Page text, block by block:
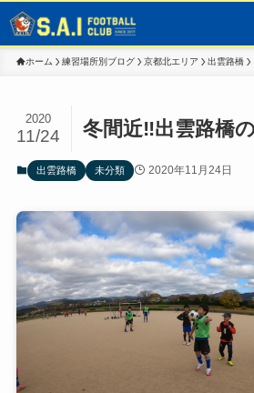
ホーム 練習場所別ブログ 京都北エリア 出雲路橋
冬間近‼出雲路橋
2020
11/24
出雲路橋 未分類 2020年11月24日